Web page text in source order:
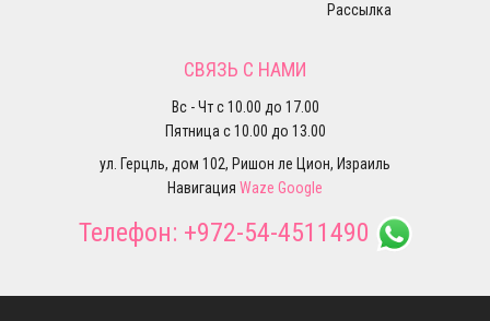
Рассылка
СВЯЗЬ С НАМИ
Вс - Чт с 10.00 до 17.00
Пятница с 10.00 до 13.00
ул. Герцль, дом 102, Ришон ле Цион, Израиль
Навигация Waze Google
Телефон: +972-54-4511490